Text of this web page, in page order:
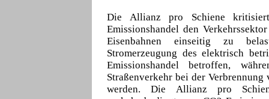
Die Allianz pro Schiene
Emissionshandel den
Eisenbahnen einseitig zu
Stromerzeugung des elektrisch
Emissionshandel betroffen,
Straßenverkehr bei der
werden. Die Allianz pro